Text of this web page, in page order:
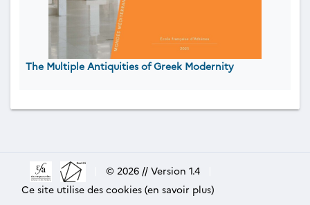
The Multiple Antiquities of Greek Modernity
© 2026 // Version 1.4
Ce site utilise des cookies (en savoir plus)